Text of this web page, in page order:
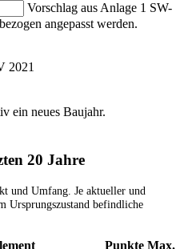
Vorschlag aus Anlage 1 SW-
angepasst werden.
2021
ein neues Baujahr.
20 Jahre
und Umfang. Je aktueller und
Ursprungszustand befindliche
Punkte Max.